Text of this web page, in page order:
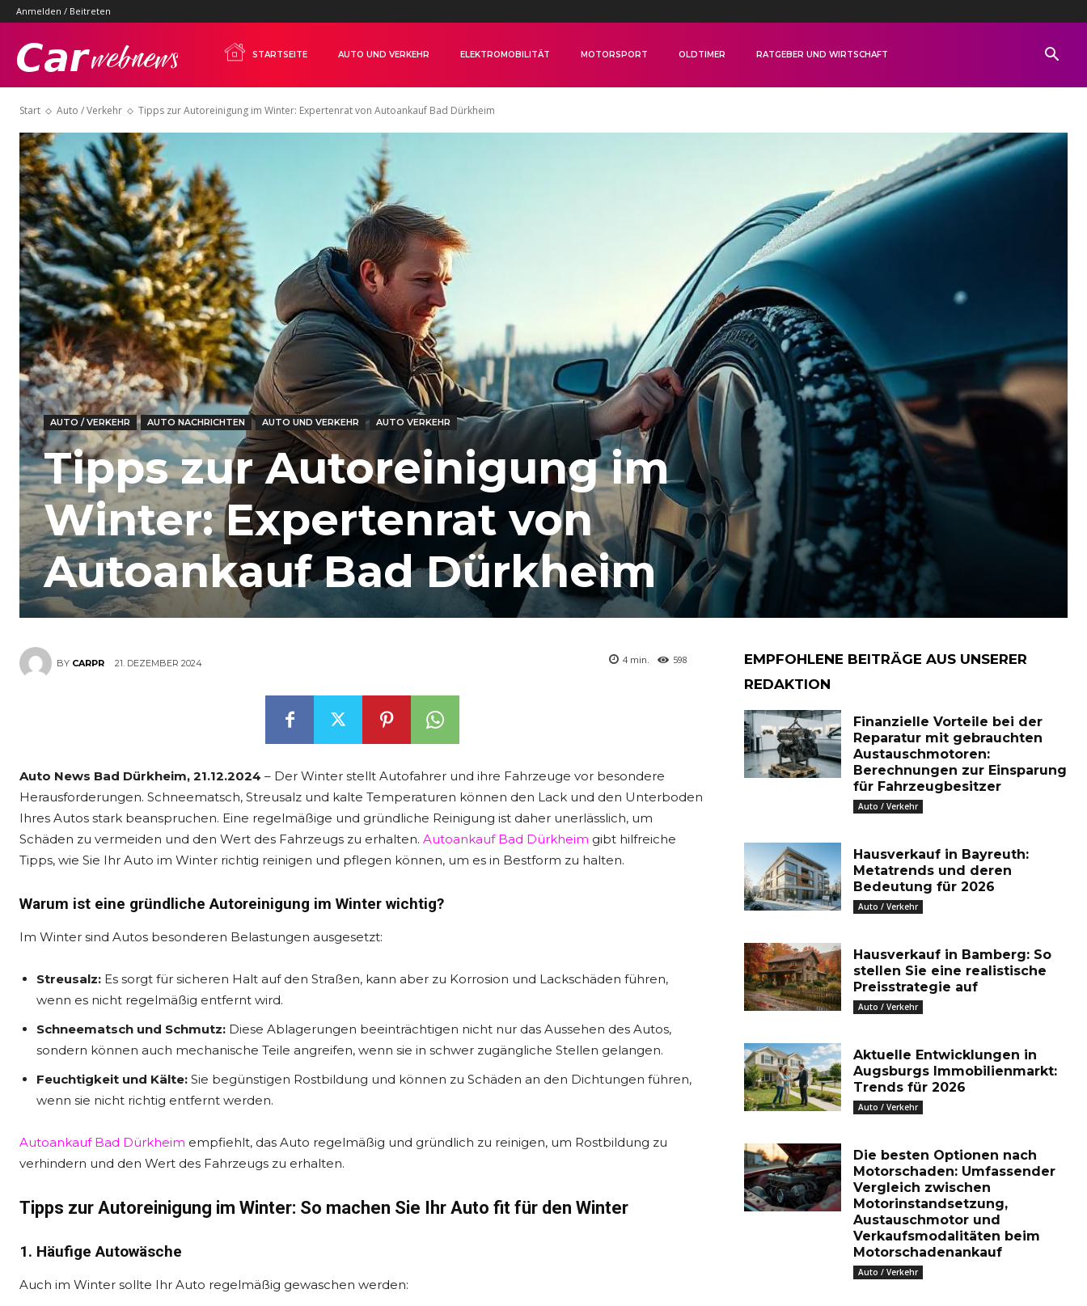
Anmelden / Beitreten
Carwebnews.comSTARTSEITE AUTO UND VERKEHR ELEKTROMOBILITÄT MOTORSPORT OLDTIMER RATGEBER UND WIRTSCHAFT
Start Auto / Verkehr Tipps zur Autoreinigung im Winter: Expertenrat von Autoankauf Bad Dürkheim
AUTO / VERKEHR AUTO NACHRICHTEN AUTO UND VERKEHR AUTO VERKEHR
Tipps zur Autoreinigung im
Winter: Expertenrat von
Autoankauf Bad Dürkheim
BY CARPR 21. DEZEMBER 2024 598
4 min.
Auto News Bad Dürkheim, 21.12.2024 – Der Winter stellt Autofahrer und ihre Fahrzeuge vor besondere
Herausforderungen. Schneematsch, Streusalz und kalte Temperaturen können den Lack und den Unterboden
Ihres Autos stark beanspruchen. Eine regelmäßige und gründliche Reinigung ist daher unerlässlich, um
Schäden zu vermeiden und den Wert des Fahrzeugs zu erhalten. Autoankauf Bad Dürkheim gibt hilfreiche
Tipps, wie Sie Ihr Auto im Winter richtig reinigen und pflegen können, um es in Bestform zu halten.
Warum ist eine gründliche Autoreinigung im Winter wichtig?
Im Winter sind Autos besonderen Belastungen ausgesetzt:
Streusalz: Es sorgt für sicheren Halt auf den Straßen, kann aber zu Korrosion und Lackschäden führen,
wenn es nicht regelmäßig entfernt wird.
Schneematsch und Schmutz: Diese Ablagerungen beeinträchtigen nicht nur das Aussehen des Autos,
sondern können auch mechanische Teile angreifen, wenn sie in schwer zugängliche Stellen gelangen.
Feuchtigkeit und Kälte: Sie begünstigen Rostbildung und können zu Schäden an den Dichtungen führen,
wenn sie nicht richtig entfernt werden.
Autoankauf Bad Dürkheim empfiehlt, das Auto regelmäßig und gründlich zu reinigen, um Rostbildung zu
verhindern und den Wert des Fahrzeugs zu erhalten.
Tipps zur Autoreinigung im Winter: So machen Sie Ihr Auto fit für den Winter
1. Häufige Autowäsche
Auch im Winter sollte Ihr Auto regelmäßig gewaschen werden:
EMPFOHLENE BEITRÄGE AUS UNSERER
REDAKTION
Finanzielle Vorteile bei der
Reparatur mit gebrauchten
Austauschmotoren:
Berechnungen zur Einsparung
für Fahrzeugbesitzer
Auto / Verkehr
Hausverkauf in Bayreuth:
Metatrends und deren
Bedeutung für 2026
Auto / Verkehr
Hausverkauf in Bamberg: So
stellen Sie eine realistische
Preisstrategie auf
Auto / Verkehr
Aktuelle Entwicklungen in
Augsburgs Immobilienmarkt:
Trends für 2026
Auto / Verkehr
Die besten Optionen nach
Motorschaden: Umfassender
Vergleich zwischen
Motorinstandsetzung,
Austauschmotor und
Verkaufsmodalitäten beim
Motorschadenankauf
Auto / Verkehr